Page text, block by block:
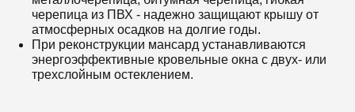
черепица из ПВХ - надежно защищают крышу от
атмосферных осадков на долгие годы.
При реконструкции мансард устанавливаются
энергоэффективные кровельные окна с двух- или
трехслойным остеклением.